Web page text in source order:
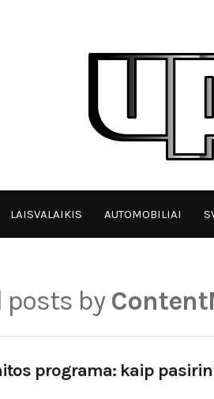
LAISVALAIKIS AUTOMOBILIAI
posts by
programa: kaip